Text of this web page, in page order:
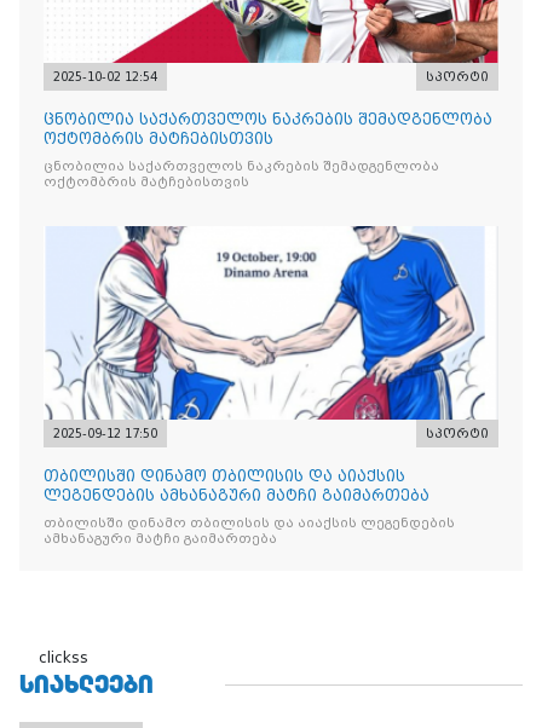
2025-10-02 12:54 სპორტი
ცნობილია საქართველოს ნაკრების შემადგენლობა
ოქტომბრის მატჩებისთვის
ცნობილია საქართველოს ნაკრების შემადგენლობა
ოქტომბრის მატჩებისთვის
2025-09-12 17:50 სპორტი
თბილისში დინამო თბილისის და აიაქსის
ლეგენდების ამხანაგური მატჩი გაიმართება
თბილისში დინამო თბილისის და აიაქსის ლეგენდების
ამხანაგური მატჩი გაიმართება
clickss
ᲡᲘᲐᲮᲚᲔᲔᲑᲘ